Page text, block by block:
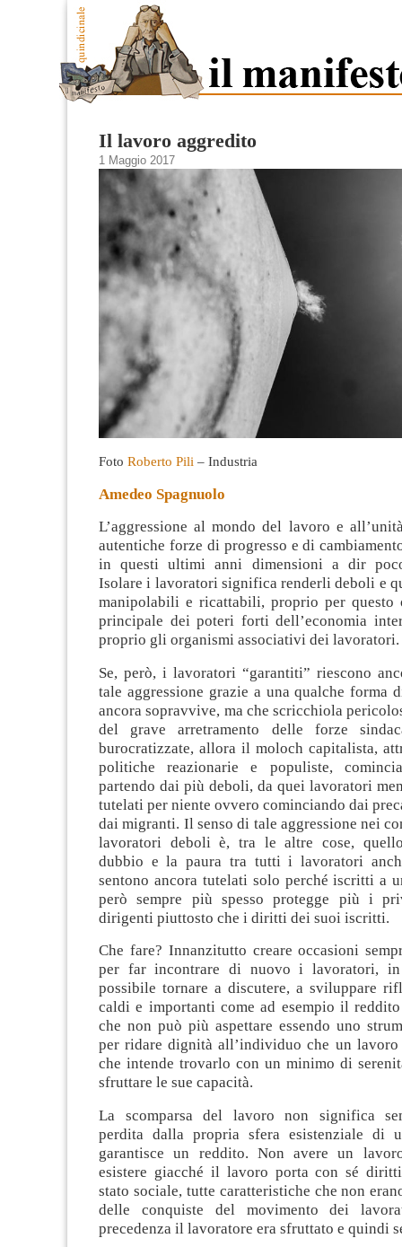
Il lavoro aggredito
1 Maggio 2017
Foto Roberto Pili – Industria
Amedeo Spagnuolo
L’aggressione al mondo del lavoro e
autentiche forze di progresso e di
in questi ultimi anni dimensioni a dir
Isolare i lavoratori significa renderli deboli e
manipolabili e ricattabili, proprio per questo
principale dei poteri forti dell’economia
proprio gli organismi associativi dei lavoratori.
Se, però, i lavoratori “garantiti” riescono
tale aggressione grazie a una qualche forma
ancora sopravvive, ma che scricchiola
del grave arretramento delle forze
burocratizzate, allora il moloch capitalista,
politiche reazionarie e populiste,
partendo dai più deboli, da quei lavoratori
tutelati per niente ovvero cominciando dai
dai migranti. Il senso di tale aggressione nei
lavoratori deboli è, tra le altre cose,
dubbio e la paura tra tutti i lavoratori
sentono ancora tutelati solo perché iscritti a
però sempre più spesso protegge più i
dirigenti piuttosto che i diritti dei suoi iscritti.
Che fare? Innanzitutto creare occasioni
per far incontrare di nuovo i lavoratori,
possibile tornare a discutere, a sviluppare
caldi e importanti come ad esempio il
che non può più aspettare essendo uno
per ridare dignità all’individuo che un lavoro
che intende trovarlo con un minimo di
sfruttare le sue capacità.
La scomparsa del lavoro non significa
perdita dalla propria sfera esistenziale di
garantisce un reddito. Non avere un
esistere giacché il lavoro porta con sé
stato sociale, tutte caratteristiche che non
delle conquiste del movimento dei
precedenza il lavoratore era sfruttato e quindi